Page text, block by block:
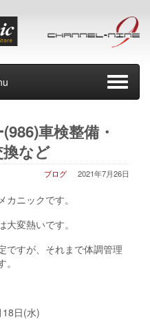
車検整備・
など
2021年7月26日
ブログ
ニックです。
変熱いです。
ですが、それまで体調管理
日(水)